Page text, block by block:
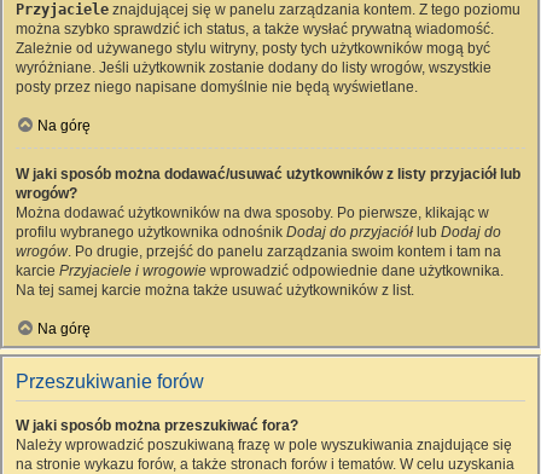
Przyjaciele znajdującej się w panelu zarządzania kontem. Z tego poziomu
można szybko sprawdzić ich status, a także wysłać prywatną wiadomość.
Zależnie od używanego stylu witryny, posty tych użytkowników mogą być
wyróżniane. Jeśli użytkownik zostanie dodany do listy wrogów, wszystkie
posty przez niego napisane domyślnie nie będą wyświetlane.
Na górę
W jaki sposób można dodawać/usuwać użytkowników z listy przyjaciół lub
wrogów?
Można dodawać użytkowników na dwa sposoby. Po pierwsze, klikając w
profilu wybranego użytkownika odnośnik Dodaj do przyjaciół lub Dodaj do
wrogów. Po drugie, przejść do panelu zarządzania swoim kontem i tam na
karcie Przyjaciele i wrogowie wprowadzić odpowiednie dane użytkownika.
Na tej samej karcie można także usuwać użytkowników z list.
Na górę
Przeszukiwanie forów
W jaki sposób można przeszukiwać fora?
Należy wprowadzić poszukiwaną frazę w pole wyszukiwania znajdujące się
na stronie wykazu forów, a także stronach forów i tematów. W celu uzyskania